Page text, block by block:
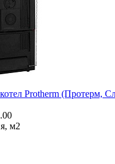
Protherm (Протерм,
м2